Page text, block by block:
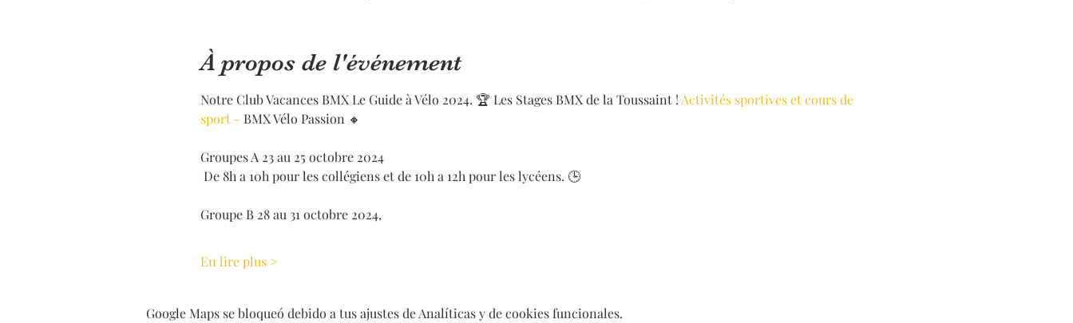
À propos de l'événement
Notre Club Vacances BMX Le Guide à Vélo 2024. 🏆 Les Stages BMX de la Toussaint ! Activités sportives et cours de
sport - BMX Vélo Passion 🔸
Groupes A 23 au 25 octobre 2024
De 8h a 10h pour les collégiens et de 10h a 12h pour les lycéens. 🕒
Groupe B 28 au 31 octobre 2024,
En lire plus >
Google Maps se bloqueó debido a tus ajustes de Analíticas y de cookies funcionales.